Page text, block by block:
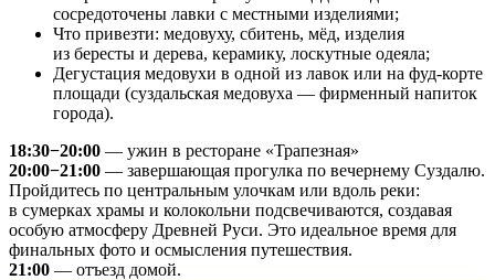
сосредоточены лавки с местными изделиями;
Что привезти: медовуху, сбитень, мёд, изделия
из бересты и дерева, керамику, лоскутные одеяла;
Дегустация медовухи в одной из лавок или на фуд‑корте
площади (суздальская медовуха — фирменный напиток
города).
18:30−20:00 — ужин в ресторане «Трапезная»
20:00−21:00 — завершающая прогулка по вечернему Суздалю.
Пройдитесь по центральным улочкам или вдоль реки:
в сумерках храмы и колокольни подсвечиваются, создавая
особую атмосферу Древней Руси. Это идеальное время для
финальных фото и осмысления путешествия.
21:00 — отъезд домой.